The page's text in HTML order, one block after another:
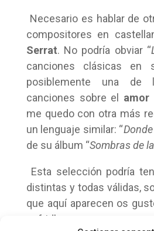
Necesario es hablar de
compositores en
Serrat. No podría obviar “
canciones clásicas en
posiblemente una de
canciones sobre el amor
me quedo con otra más
un lenguaje similar: “
de su álbum “Sombras de
Esta selección podría
distintas y todas válidas,
que aquí aparecen os
sufridlas.